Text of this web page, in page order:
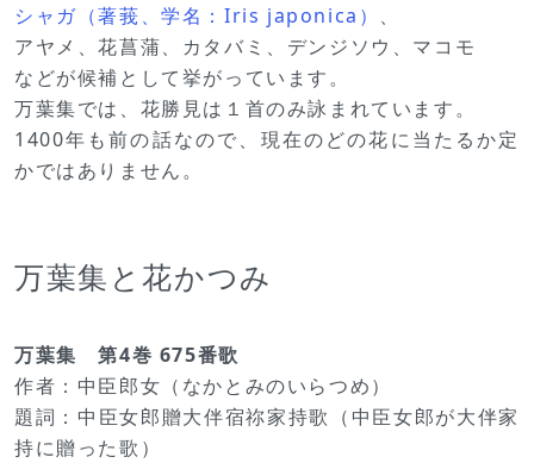
シャガ（著莪、学名：Iris japonica） 、
アヤメ、花菖蒲、カタバミ、デンジソウ、マコモ
などが候補として挙がっています。
万葉集では、花勝見は１首のみ詠まれています。
1400年も前の話なので、現在のどの花に当たるか定
かではありません。
万葉集と花かつみ
万葉集 第4巻 675番歌
作者：中臣郎女（なかとみのいらつめ）
題詞：中臣女郎贈大伴宿祢家持歌（中臣女郎が大伴家
持に贈った歌）